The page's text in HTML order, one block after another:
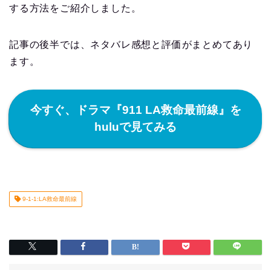
する方法をご紹介しました。
記事の後半では、ネタバレ感想と評価がまとめてあり
ます。
今すぐ、ドラマ『911 LA救命最前線』を
huluで見てみる
9-1-1:LA救命最前線